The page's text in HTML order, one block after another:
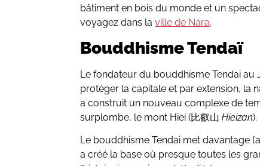
bâtiment en bois du monde et un
voyagez dans laville de Nara.
Bouddhisme Tendaï
Le fondateur du bouddhisme Tendai au
protéger la capitale et par extension, la
a construit un nouveau complexe de
surplombe, le mont Hiei (比叡山Hieizan).
Le bouddhisme Tendai met davantage
a créé la base où presque toutes les